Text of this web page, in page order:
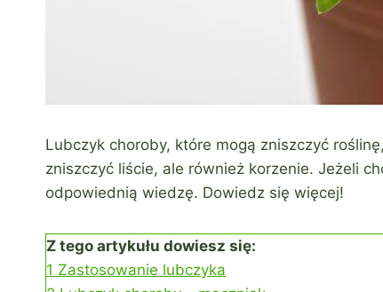
Lubczyk choroby, które mogą zniszczyć
zniszczyć liście, ale również korzenie. Jeżeli
odpowiednią wiedzę. Dowiedz się więcej!
Z tego artykułu dowiesz się:
1 Zastosowanie lubczyka